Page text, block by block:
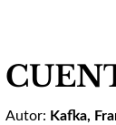
Autor: Kafka,